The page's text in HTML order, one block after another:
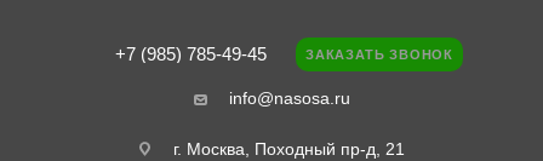
+7 (985) 785-49-45 ЗАКАЗАТЬ ЗВОНОК
info@nasosa.ru
г. Москва, Походный пр-д, 21